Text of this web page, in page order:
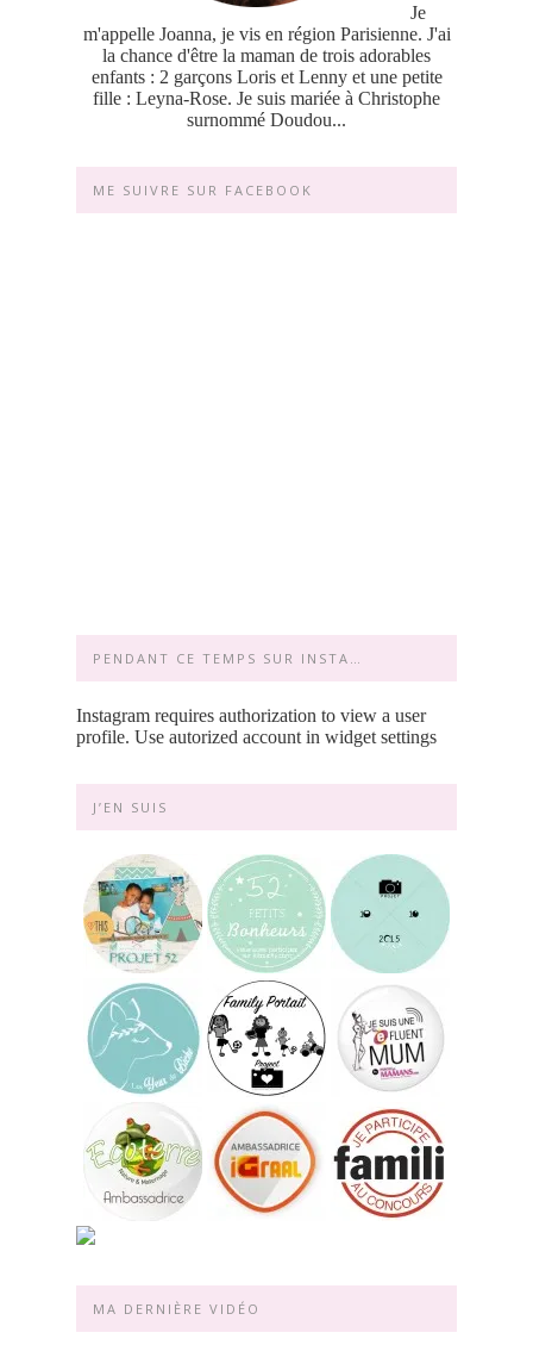
Je
m'appelle Joanna, je vis en région Parisienne. J'ai
la chance d'être la maman de trois adorables
enfants : 2 garçons Loris et Lenny et une petite
fille : Leyna-Rose. Je suis mariée à Christophe
surnommé Doudou...
ME SUIVRE SUR FACEBOOK
PENDANT CE TEMPS SUR INSTA…
Instagram requires authorization to view a user
profile. Use autorized account in widget settings
J’EN SUIS
MA DERNIÈRE VIDÉO